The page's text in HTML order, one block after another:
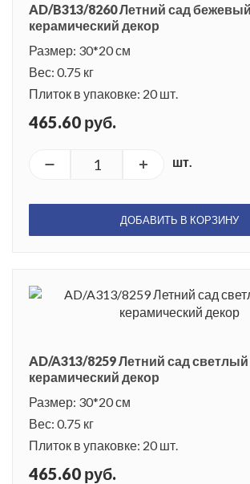
AD/B313/8260 Летний сад
керамический декор
Размер: 30*20 см
Вес: 0.75 кг
Плиток в упаковке: 20 шт.
465.60 руб.
шт.
ДОБАВИТЬ В КОРЗИНУ
AD/A313/8259 Летний сад светлый
керамический декор
Размер: 30*20 см
Вес: 0.75 кг
Плиток в упаковке: 20 шт.
465.60 руб.